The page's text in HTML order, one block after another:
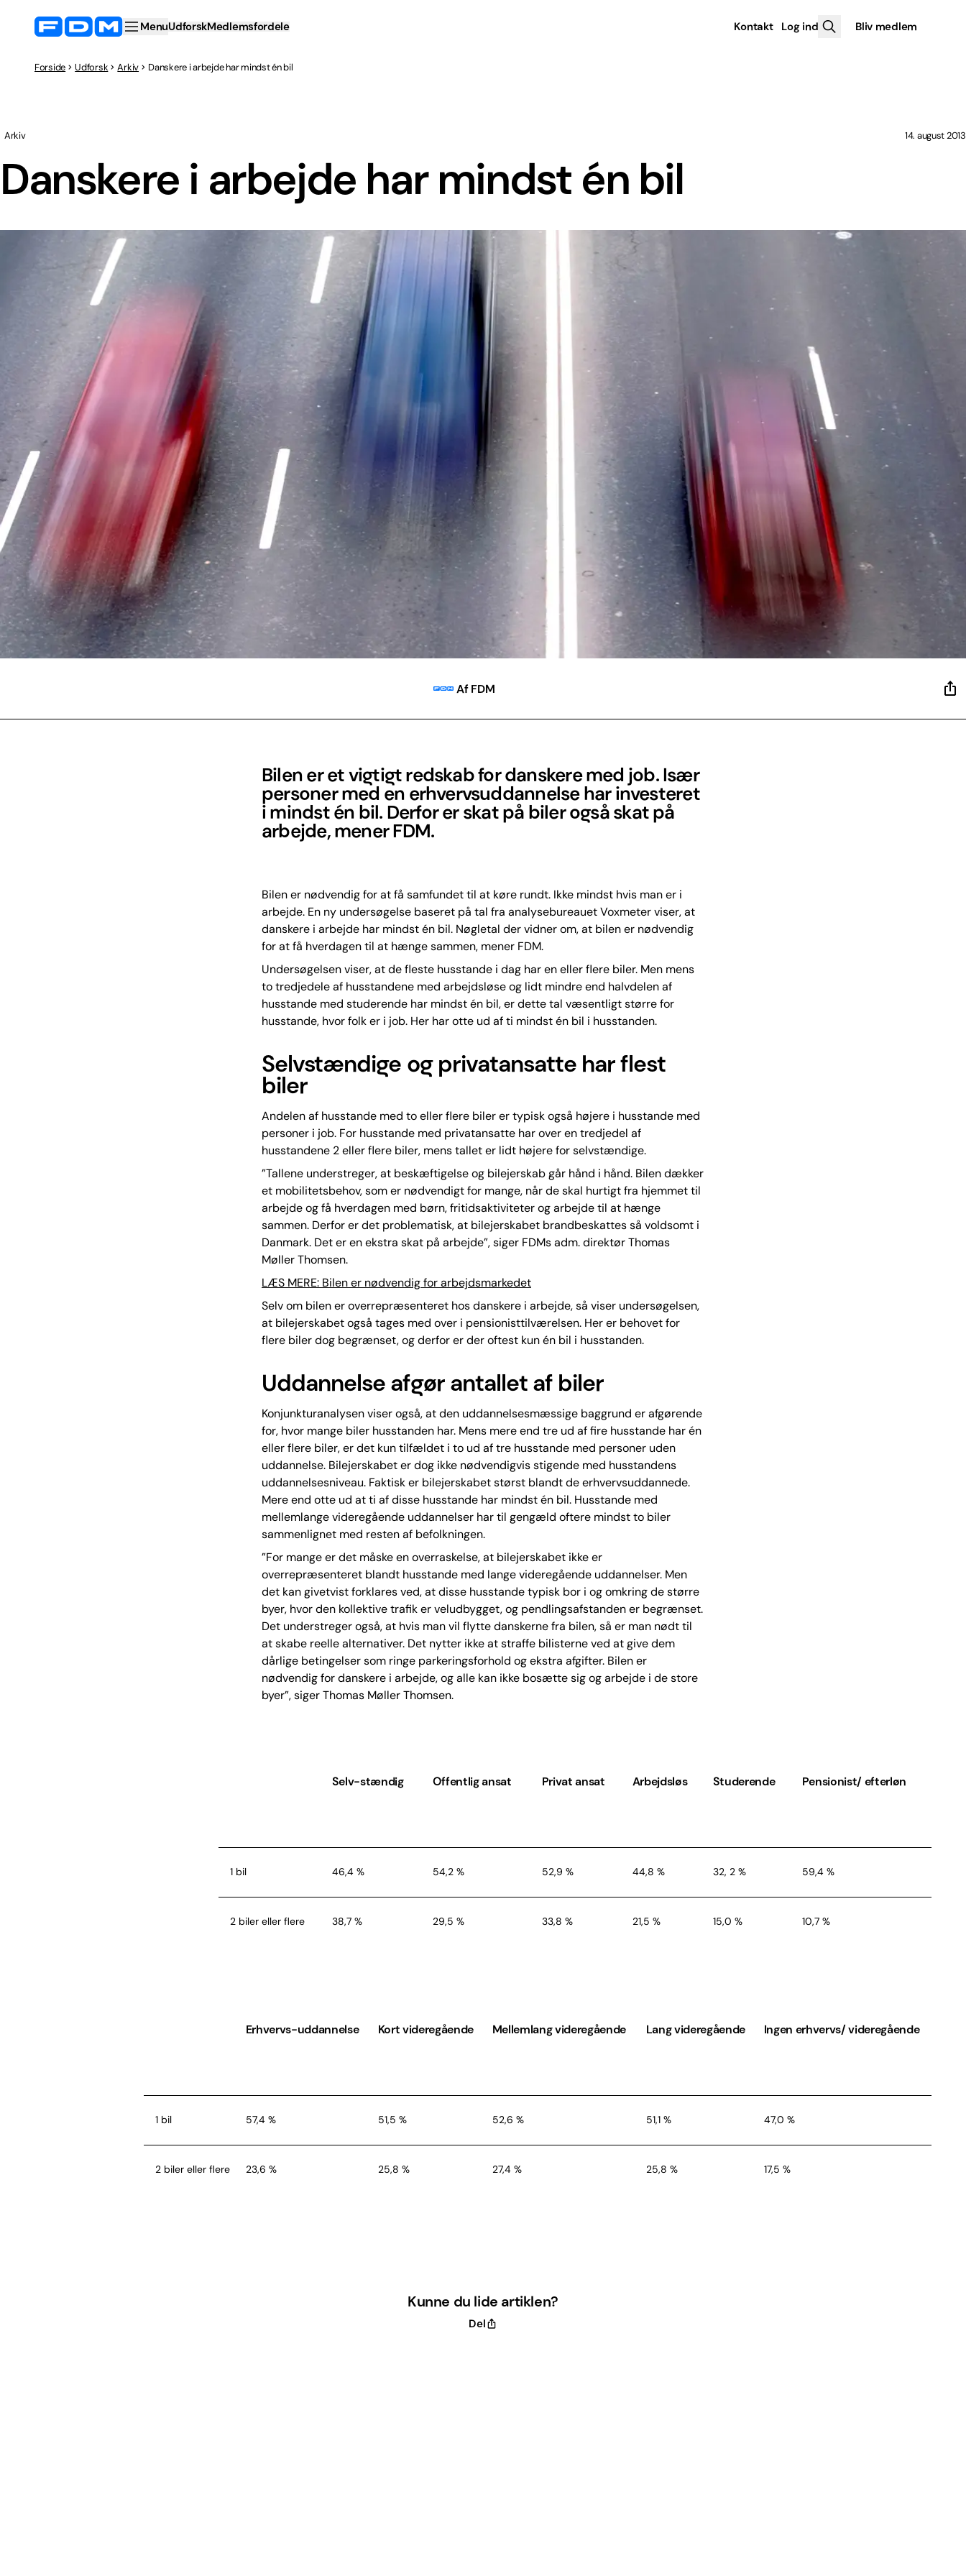
MenuUdforskMedlemsfordele Kontakt Log ind Bliv medlem
Forside Udforsk Arkiv Danskere i arbejde har mindst én bil
Danskere i arbejde har mindst én bil
Arkiv 14. august 2013
Af FDM
Bilen er et vigtigt redskab for danskere med job. Især
personer med en erhvervsuddannelse har investeret
i mindst én bil. Derfor er skat på biler også skat på
arbejde, mener FDM.
Bilen er nødvendig for at få samfundet til at køre rundt. Ikke mindst hvis man er i
arbejde. En ny undersøgelse baseret på tal fra analysebureauet Voxmeter viser, at
danskere i arbejde har mindst én bil. Nøgletal der vidner om, at bilen er nødvendig
for at få hverdagen til at hænge sammen, mener FDM.
Undersøgelsen viser, at de fleste husstande i dag har en eller flere biler. Men mens
to tredjedele af husstandene med arbejdsløse og lidt mindre end halvdelen af
husstande med studerende har mindst én bil, er dette tal væsentligt større for
husstande, hvor folk er i job. Her har otte ud af ti mindst én bil i husstanden.
Selvstændige og privatansatte har flest
biler
Andelen af husstande med to eller flere biler er typisk også højere i husstande med
personer i job. For husstande med privatansatte har over en tredjedel af
husstandene 2 eller flere biler, mens tallet er lidt højere for selvstændige.
”Tallene understreger, at beskæftigelse og bilejerskab går hånd i hånd. Bilen dækker
et mobilitetsbehov, som er nødvendigt for mange, når de skal hurtigt fra hjemmet til
arbejde og få hverdagen med børn, fritidsaktiviteter og arbejde til at hænge
sammen. Derfor er det problematisk, at bilejerskabet brandbeskattes så voldsomt i
Danmark. Det er en ekstra skat på arbejde”, siger FDMs adm. direktør Thomas
Møller Thomsen.
LÆS MERE: Bilen er nødvendig for arbejdsmarkedet
Selv om bilen er overrepræsenteret hos danskere i arbejde, så viser undersøgelsen,
at bilejerskabet også tages med over i pensionisttilværelsen. Her er behovet for
flere biler dog begrænset, og derfor er der oftest kun én bil i husstanden.
Uddannelse afgør antallet af biler
Konjunkturanalysen viser også, at den uddannelsesmæssige baggrund er afgørende
for, hvor mange biler husstanden har. Mens mere end tre ud af fire husstande har én
eller flere biler, er det kun tilfældet i to ud af tre husstande med personer uden
uddannelse. Bilejerskabet er dog ikke nødvendigvis stigende med husstandens
uddannelsesniveau. Faktisk er bilejerskabet størst blandt de erhvervsuddannede.
Mere end otte ud at ti af disse husstande har mindst én bil. Husstande med
mellemlange videregående uddannelser har til gengæld oftere mindst to biler
sammenlignet med resten af befolkningen.
”For mange er det måske en overraskelse, at bilejerskabet ikke er
overrepræsenteret blandt husstande med lange videregående uddannelser. Men
det kan givetvist forklares ved, at disse husstande typisk bor i og omkring de større
byer, hvor den kollektive trafik er veludbygget, og pendlingsafstanden er begrænset.
Det understreger også, at hvis man vil flytte danskerne fra bilen, så er man nødt til
at skabe reelle alternativer. Det nytter ikke at straffe bilisterne ved at give dem
dårlige betingelser som ringe parkeringsforhold og ekstra afgifter. Bilen er
nødvendig for danskere i arbejde, og alle kan ikke bosætte sig og arbejde i de store
byer”, siger Thomas Møller Thomsen.
Selv-stændig Offentlig ansat Privat ansat Arbejdsløs Studerende Pensionist/ efterløn
1 bil 46,4 % 54,2 % 52,9 % 44,8 % 32, 2 % 59,4 %
2 biler eller flere 38,7 % 29,5 % 33,8 % 21,5 % 15,0 % 10,7 %
Erhvervs-uddannelse Kort videregående Mellemlang videregående Lang videregående Ingen erhvervs/ videregående
1 bil 57,4 % 51,5 % 52,6 % 51,1 % 47,0 %
2 biler eller flere 23,6 % 25,8 % 27,4 % 25,8 % 17,5 %
Kunne du lide artiklen?
Del